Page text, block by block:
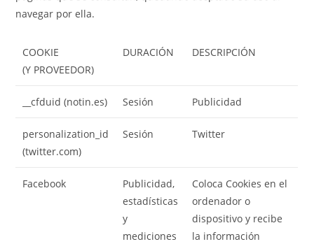
navegar por ella.
COOKIE
(Y PROVEEDOR)
DURACIÓN DESCRIPCIÓN
__cfduid (notin.es) Sesión Publicidad
personalization_id
(twitter.com)
Sesión Twitter
Facebook
Publicidad,
estadísticas
y
mediciones
Coloca Cookies en el
ordenador o
dispositivo y recibe
la información